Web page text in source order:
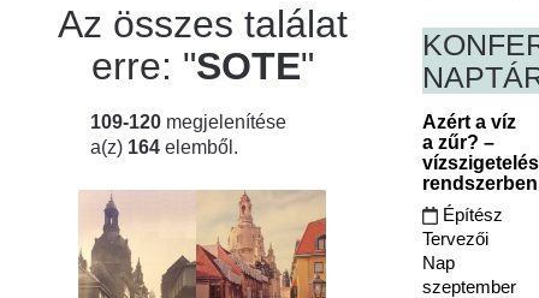
Az összes találat
erre: "SOTE"
109-120 megjelenítése
a(z) 164 elemből.
Azért a víz
a zűr? –
Építész
Tervezői
Nap
szeptember